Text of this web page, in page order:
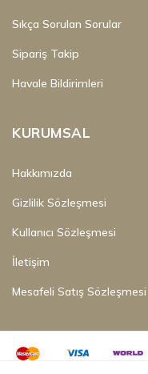
Sıkça Sorulan Sorular
Sipariş Takip
Havale Bildirimleri
KURUMSAL
Hakkımızda
Gizlilik Sözleşmesi
Kullanıcı Sözleşmesi
İletişim
Mesafeli Satış Sözleşmesi